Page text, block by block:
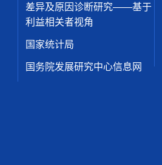
差异及原因诊断研究——基于
利益相关者视角
国家统计局
国务院发展研究中心信息网